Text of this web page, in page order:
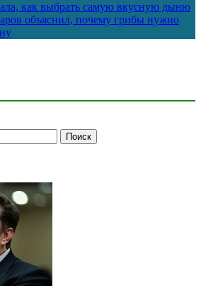
как выбрать самую вкусную дыню
объяснил, почему грибы нужно